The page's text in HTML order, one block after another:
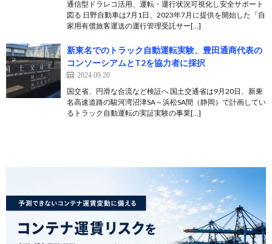
通信型ドラレコ活用、運転・運行状況可視化し安全サポート
図る 日野自動車は7月1日、2023年7月に提供を開始した「自
家用有償旅客運送の運行管理受託サー[…]
新東名でのトラック自動運転実験、豊田通商代表の
コンソーシアムとT2を協力者に採択
2024.09.20
国交省、円滑な合流など検証へ 国土交通省は9月20日、新東
名高速道路の駿河湾沼津SA～浜松SA間（静岡）で計画してい
るトラック自動運転の実証実験の事業[…]